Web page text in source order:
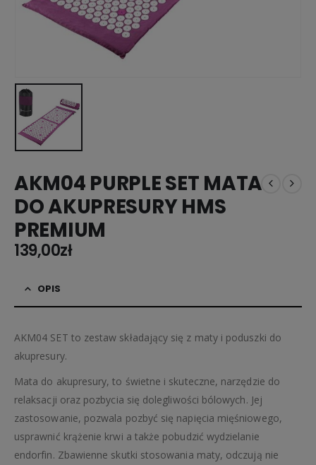
AKM04 PURPLE SET MATA
DO AKUPRESURY HMS
PREMIUM
139,00zł
OPIS
AKM04 SET to zestaw składający się z maty i poduszki do
akupresury.
Mata do akupresury, to świetne i skuteczne, narzędzie do
relaksacji oraz pozbycia się dolegliwości bólowych. Jej
zastosowanie, pozwala pozbyć się napięcia mięśniowego,
usprawnić krążenie krwi a także pobudzić wydzielanie
endorfin. Zbawienne skutki stosowania maty, odczują nie